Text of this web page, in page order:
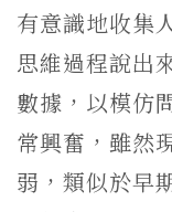
有意識地收集
思維過程說出
數據，以模仿
常興奮，雖然
弱，類似於早